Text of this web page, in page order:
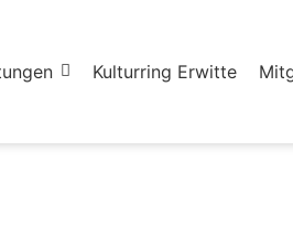
Kulturring Erwitte